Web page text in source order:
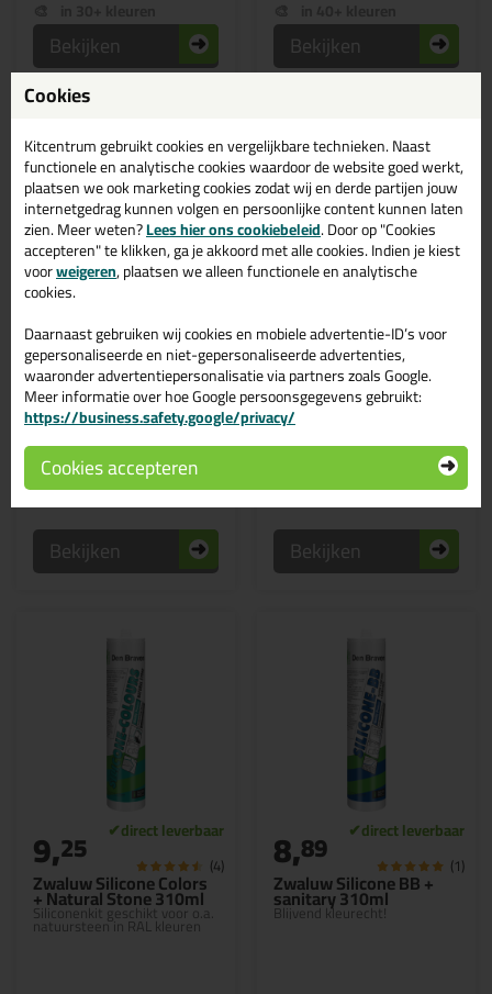
Bekijken Bekijken
illbruck FA201
Sanitairkit 310ml
Tevens foodsafe / Isega
6,39 (2)
Bekijken
Bostik Premium S960
Silicone 310ml
Kies bewust voor duurzaam &
de hoogste kwaliteit
9,99
Bekijken
Zwaluw Silicone Colors
+ Natural Stone 310ml
Siliconenkit geschikt voor o.a.
natuursteen in RAL kleuren
9,25 (4)
Zwaluw Silicone BB +
sanitary 310ml
Blijvend kleurecht!
8,89 (1)
Cookies
Kitcentrum gebruikt cookies en vergelijkbare technieken. Naast
functionele en analytische cookies waardoor de website goed werkt,
plaatsen we ook marketing cookies zodat wij en derde partijen jouw
internetgedrag kunnen volgen en persoonlijke content kunnen laten
zien. Meer weten?Lees hier ons cookiebeleid. Door op "Cookies
accepteren" te klikken, ga je akkoord met alle cookies. Indien je kiest
voorweigeren, plaatsen we alleen functionele en analytische
cookies.
Daarnaast gebruiken wij cookies en mobiele advertentie-ID’s voor
gepersonaliseerde en niet-gepersonaliseerde advertenties,
waaronder advertentiepersonalisatie via partners zoals Google.
Meer informatie over hoe Google persoonsgegevens gebruikt:
https://business.safety.google/privacy/
Cookies accepteren